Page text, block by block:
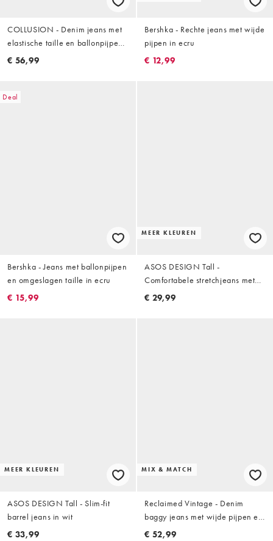
COLLUSION - Denim jeans met
elastische taille en ballonpijpen
in wit
€ 56,99
Bershka - Rechte jeans met wijde
pijpen in ecru
€ 12,99
Deal
Bershka - Jeans met ballonpijpen
en omgeslagen taille in ecru
€ 15,99
MEER KLEUREN
ASOS DESIGN Tall -
Comfortabele stretchjeans met
rechte pijpen in gebroken wit
€ 29,99
MEER KLEUREN
ASOS DESIGN Tall - Slim-fit
barrel jeans in wit
€ 33,99
MIX & MATCH
Reclaimed Vintage - Denim
baggy jeans met wijde pijpen en
strikdetail in wit, deel van co-ord
€ 52,99